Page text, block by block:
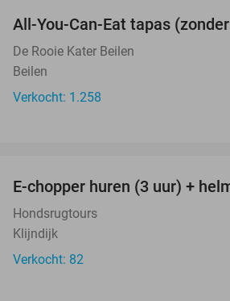
All-You-Can-Eat tapas
De Rooie Kater Beilen
Beilen
Verkocht: 1.258
E-chopper huren (3 uur) +
Hondsrugtours
Klijndijk
Verkocht: 82